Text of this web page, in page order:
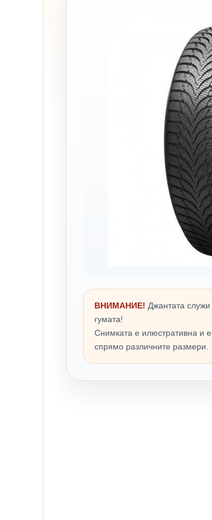
ВНИМАНИЕ! Джантата
гумата!
Снимката е илюстративна и
спрямо различните размери.